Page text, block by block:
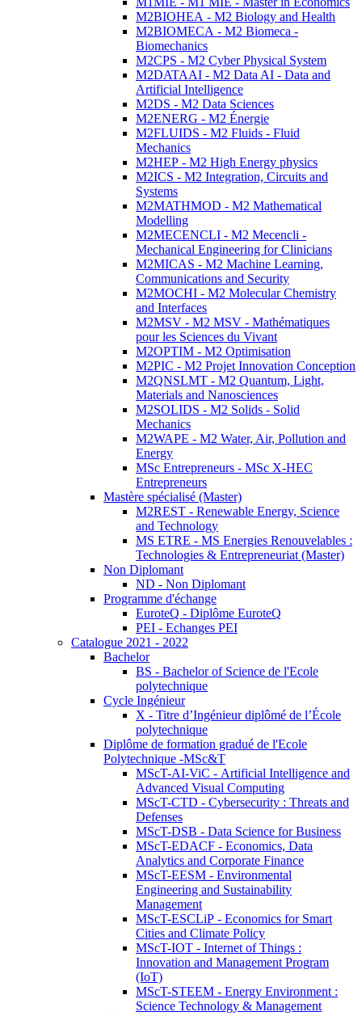
M2BIOHEA - M2 Biology and Health
M2BIOMECA - M2 Biomeca -
Biomechanics
M2CPS - M2 Cyber Physical System
M2DATAAI - M2 Data AI - Data and
Artificial Intelligence
M2DS - M2 Data Sciences
M2ENERG - M2 Énergie
M2FLUIDS - M2 Fluids - Fluid
Mechanics
M2HEP - M2 High Energy physics
M2ICS - M2 Integration, Circuits and
Systems
M2MATHMOD - M2 Mathematical
Modelling
M2MECENCLI - M2 Mecencli -
Mechanical Engineering for Clinicians
M2MICAS - M2 Machine Learning,
Communications and Security
M2MOCHI - M2 Molecular Chemistry
and Interfaces
M2MSV - M2 MSV - Mathématiques
pour les Sciences du Vivant
M2OPTIM - M2 Optimisation
M2PIC - M2 Projet Innovation Conception
M2QNSLMT - M2 Quantum, Light,
Materials and Nanosciences
M2SOLIDS - M2 Solids - Solid
Mechanics
M2WAPE - M2 Water, Air, Pollution and
Energy
MSc Entrepreneurs - MSc X-HEC
Entrepreneurs
Mastère spécialisé (Master)
M2REST - Renewable Energy, Science
and Technology
MS ETRE - MS Energies Renouvelables :
Technologies & Entrepreneuriat (Master)
Non Diplomant
ND - Non Diplomant
Programme d'échange
EuroteQ - Diplôme EuroteQ
PEI - Echanges PEI
Catalogue 2021 - 2022
Bachelor
BS - Bachelor of Science de l'Ecole
polytechnique
Cycle Ingénieur
X - Titre d’Ingénieur diplômé de l’École
polytechnique
Diplôme de formation gradué de l'Ecole
Polytechnique -MSc&T
MScT-AI-ViC - Artificial Intelligence and
Advanced Visual Computing
MScT-CTD - Cybersecurity : Threats and
Defenses
MScT-DSB - Data Science for Business
MScT-EDACF - Economics, Data
Analytics and Corporate Finance
MScT-EESM - Environmental
Engineering and Sustainability
Management
MScT-ESCLiP - Economics for Smart
Cities and Climate Policy
MScT-IOT - Internet of Things :
Innovation and Management Program
(IoT)
MScT-STEEM - Energy Environment :
Science Technology & Management